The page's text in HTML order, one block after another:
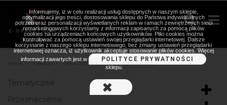
OBRAZY TEMATYCZNIE
Tematycznie
Przeznaczenie
Informujemy, iż w celu realizacji usług dostępnych w naszym sklepie,
optymalizacji jego treści, dostosowania sklepu do Państwa indywidualnych
potrzeb oraz personalizacji wyświetlanych reklam w ramach zewnętrznych sieci
remarketingowych korzystamy z informacji zapisanych za pomocą plików
cookies na urządzeniach końcowych użytkowników. Pliki cookies można
kontrolować za pomocą ustawień swojej przeglądarki internetowej. Dalsze
korzystanie z naszego sklepu internetowego, bez zmiany ustawień przeglądarki
internetowej oznacza, iż użytkownik akceptuje stosowanie plików cookies. Więcej
informacji zawartych jest w
POLITYCE PRYWATNOŚCI
sklepu.